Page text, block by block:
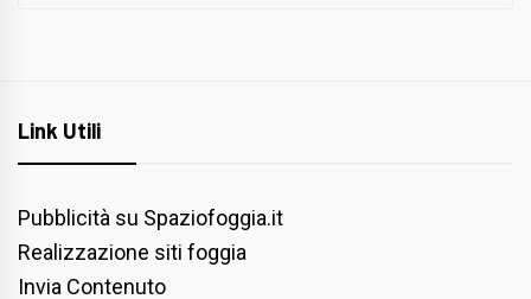
Link Utili
Pubblicità su Spaziofoggia.it
Realizzazione siti foggia
Invia Contenuto